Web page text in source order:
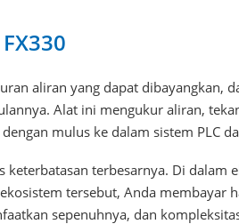
aliran yang dapat dibayangkan,
Alat ini mengukur aliran,
mulus ke dalam sistem PLC
terbesarnya. Di dalam
tersebut, Anda membayar
sepenuhnya, dan